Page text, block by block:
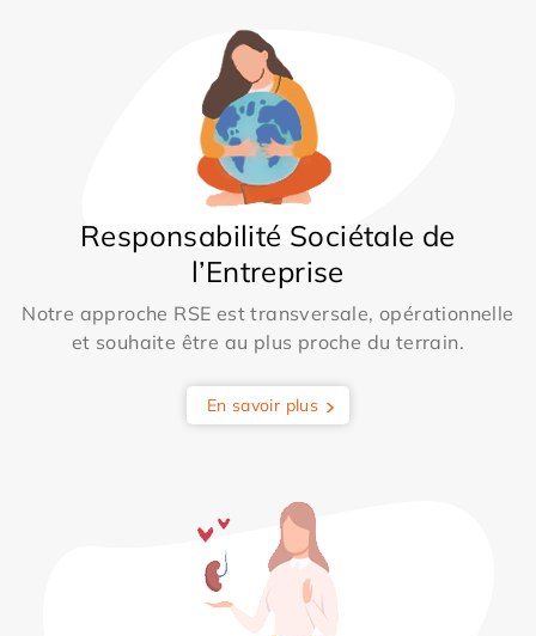
Responsabilité Sociétale de
l’Entreprise
Notre approche RSE est transversale, opérationnelle
et souhaite être au plus proche du terrain.
En savoir plus